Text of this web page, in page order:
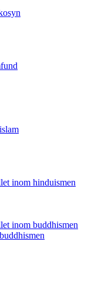
inom hinduismen
inom buddhismen